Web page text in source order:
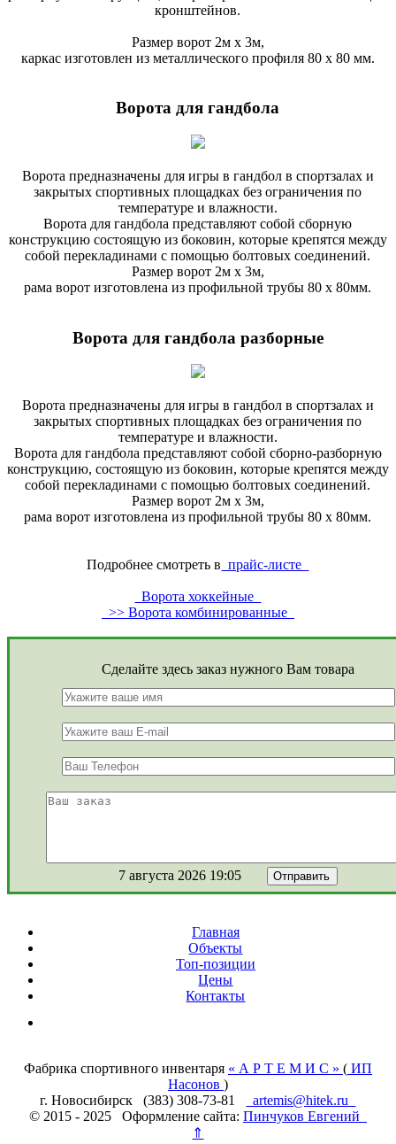
кронштейнов.
Размер ворот 2м х 3м,
каркас изготовлен из металлического профиля 80 х 80 мм.
Ворота для гандбола
Ворота предназначены для игры в гандбол в спортзалах и
закрытых спортивных площадках без ограничения по
температуре и влажности.
Ворота для гандбола представляют собой сборную
конструкцию состоящую из боковин, которые крепятся между
собой перекладинами с помощью болтовых соединений.
Размер ворот 2м х 3м,
рама ворот изготовлена из профильной трубы 80 х 80мм.
Ворота для гандбола разборные
Ворота предназначены для игры в гандбол в спортзалах и
закрытых спортивных площадках без ограничения по
температуре и влажности.
Ворота для гандбола представляют собой сборно-разборную
конструкцию, состоящую из боковин, которые крепятся между
собой перекладинами с помощью болтовых соединений.
Размер ворот 2м х 3м,
рама ворот изготовлена из профильной трубы 80 х 80мм.
Подробнее смотреть в прайс-листе
Ворота хоккейные
>> Ворота комбинированные
Сделайте здесь заказ нужного Вам товара
7 августа 2026 19:05
Главная
Объекты
Топ-позиции
Цены
Контакты
Фабрика спортивного инвентаря « А Р Т Е М И С » ( ИП
Насонов )
г. Новосибирск (383) 308-73-81
artemis@hitek.ru
© 2015 - 2025 Оформление сайта: Пинчуков Евгений
⇑